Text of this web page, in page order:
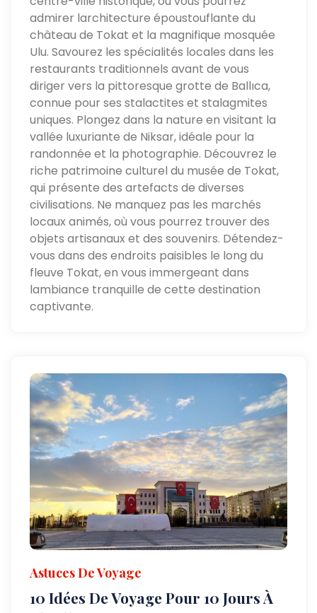
admirer larchitecture époustouflante du
château de Tokat et la magnifique mosquée
Ulu. Savourez les spécialités locales dans les
restaurants traditionnels avant de vous
diriger vers la pittoresque grotte de Ballıca,
connue pour ses stalactites et stalagmites
uniques. Plongez dans la nature en visitant la
vallée luxuriante de Niksar, idéale pour la
randonnée et la photographie. Découvrez le
riche patrimoine culturel du musée de Tokat,
qui présente des artefacts de diverses
civilisations. Ne manquez pas les marchés
locaux animés, où vous pourrez trouver des
objets artisanaux et des souvenirs. Détendez-
vous dans des endroits paisibles le long du
fleuve Tokat, en vous immergeant dans
lambiance tranquille de cette destination
captivante.
Astuces De Voyage
10 Idées De Voyage Pour 10 Jours À